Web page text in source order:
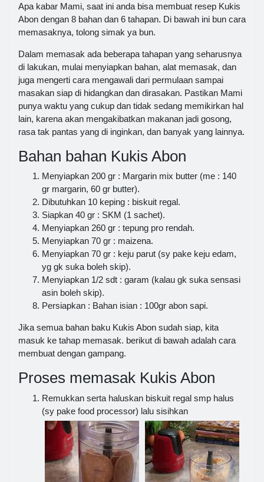
Apa kabar Mami, saat ini anda bisa membuat resep Kukis
Abon dengan 8 bahan dan 6 tahapan. Di bawah ini bun cara
memasaknya, tolong simak ya bun.
Dalam memasak ada beberapa tahapan yang seharusnya
di lakukan, mulai menyiapkan bahan, alat memasak, dan
juga mengerti cara mengawali dari permulaan sampai
masakan siap di hidangkan dan dirasakan. Pastikan Mami
punya waktu yang cukup dan tidak sedang memikirkan hal
lain, karena akan mengakibatkan makanan jadi gosong,
rasa tak pantas yang di inginkan, dan banyak yang lainnya.
Bahan bahan Kukis Abon
Menyiapkan 200 gr : Margarin mix butter (me : 140
gr margarin, 60 gr butter).
Dibutuhkan 10 keping : biskuit regal.
Siapkan 40 gr : SKM (1 sachet).
Menyiapkan 260 gr : tepung pro rendah.
Menyiapkan 70 gr : maizena.
Menyiapkan 70 gr : keju parut (sy pake keju edam,
yg gk suka boleh skip).
Menyiapkan 1/2 sdt : garam (kalau gk suka sensasi
asin boleh skip).
Persiapkan : Bahan isian : 100gr abon sapi.
Jika semua bahan baku Kukis Abon sudah siap, kita
masuk ke tahap memasak. berikut di bawah adalah cara
membuat dengan gampang.
Proses memasak Kukis Abon
Remukkan serta haluskan biskuit regal smp halus
(sy pake food processor) lalu sisihkan